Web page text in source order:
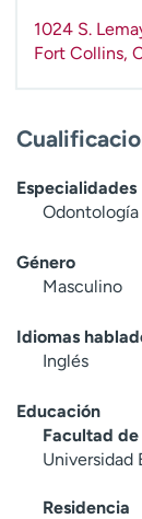
1024 S.
Fort Collins,
Especialidades
Género
Masculino
Idiomas
Inglés
Educación
Facultad
Universidad
Residencia